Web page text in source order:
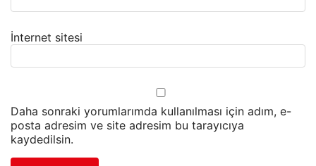
İnternet sitesi
Daha sonraki yorumlarımda kullanılması için adım, e-
posta adresim ve site adresim bu tarayıcıya
kaydedilsin.